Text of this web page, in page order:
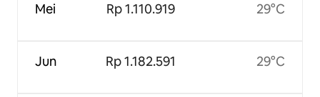
Mei
Jun
Rp 1.110.919
Rp 1.182.591
29°C
29°C